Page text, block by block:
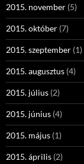
2015. november (5)
2015. október (7)
2015. szeptember (1)
2015. augusztus (4)
2015. július (2)
2015. június (4)
2015. május (1)
2015. április (2)